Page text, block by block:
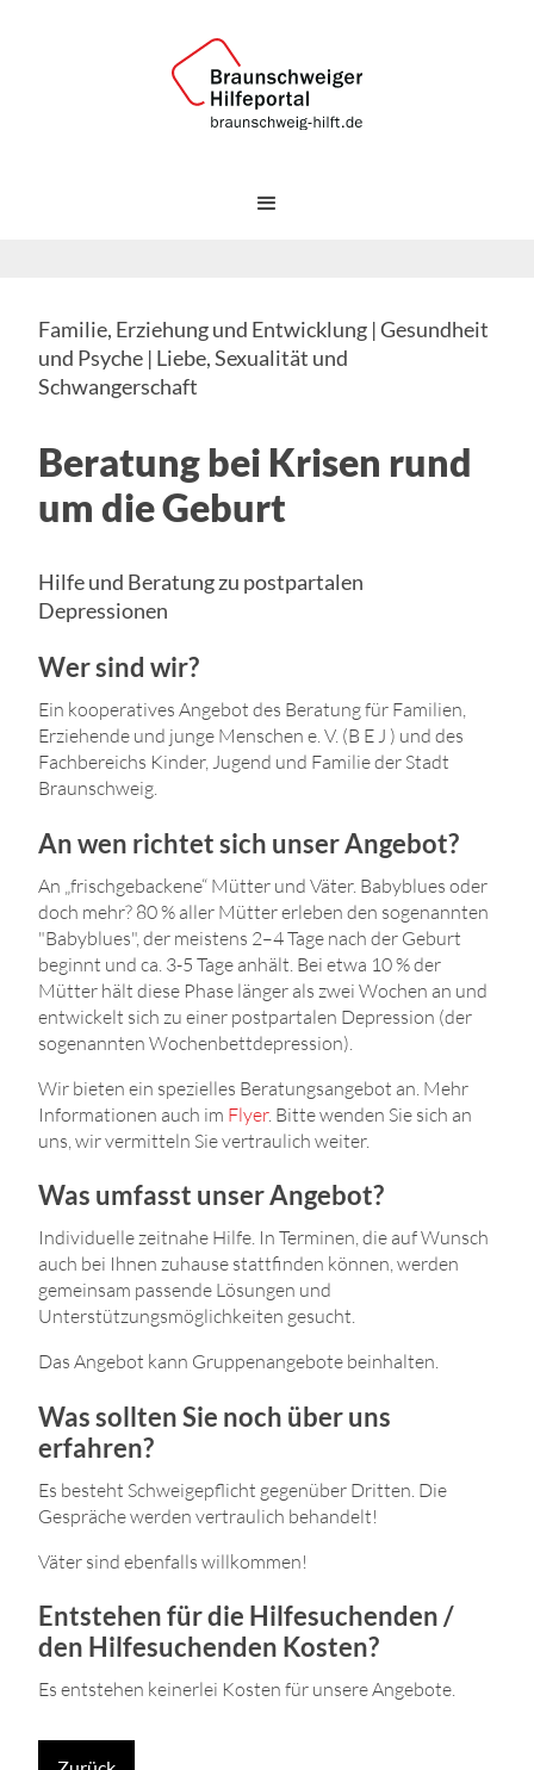
Familie, Erziehung und Entwicklung | Gesundheit
und Psyche | Liebe, Sexualität und
Schwangerschaft
Beratung bei Krisen rund
um die Geburt
Hilfe und Beratung zu postpartalen
Depressionen
Wer sind wir?
Ein kooperatives Angebot des Beratung für Familien,
Erziehende und junge Menschen e. V. (B E J ) und des
Fachbereichs Kinder, Jugend und Familie der Stadt
Braunschweig.
An wen richtet sich unser Angebot?
An „frischgebackene“ Mütter und Väter. Babyblues oder
doch mehr? 80 % aller Mütter erleben den sogenannten
"Babyblues", der meistens 2–4 Tage nach der Geburt
beginnt und ca. 3-5 Tage anhält. Bei etwa 10 % der
Mütter hält diese Phase länger als zwei Wochen an und
entwickelt sich zu einer postpartalen Depression (der
sogenannten Wochenbettdepression).
Wir bieten ein spezielles Beratungsangebot an. Mehr
Informationen auch im Flyer. Bitte wenden Sie sich an
uns, wir vermitteln Sie vertraulich weiter.
Was umfasst unser Angebot?
Individuelle zeitnahe Hilfe. In Terminen, die auf Wunsch
auch bei Ihnen zuhause stattfinden können, werden
gemeinsam passende Lösungen und
Unterstützungsmöglichkeiten gesucht.
Das Angebot kann Gruppenangebote beinhalten.
Was sollten Sie noch über uns
erfahren?
Es besteht Schweigepflicht gegenüber Dritten. Die
Gespräche werden vertraulich behandelt!
Väter sind ebenfalls willkommen!
Entstehen für die Hilfesuchenden /
den Hilfesuchenden Kosten?
Es entstehen keinerlei Kosten für unsere Angebote.